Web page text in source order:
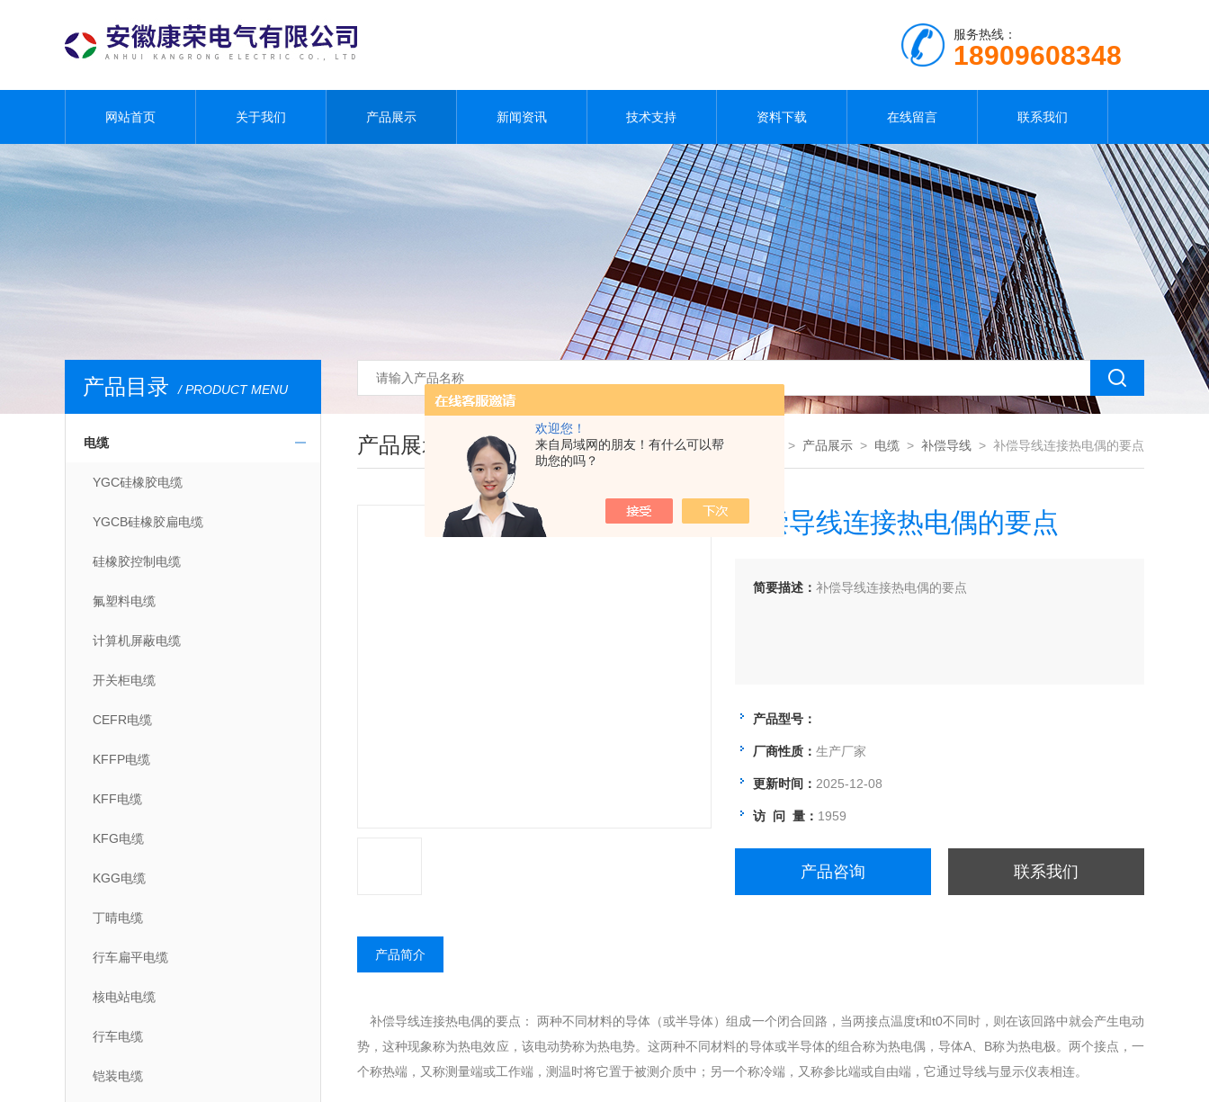
欢迎您！
来自局域网的朋友！有什么可以帮
助您的吗？
服务热线：
18909608348
网站首页 关于我们 产品展示 新闻资讯 技术支持 资料下载 在线留言 联系我们
产品目录 / PRODUCT MENU
电缆
YGC硅橡胶电缆
YGCB硅橡胶扁电缆
硅橡胶控制电缆
氟塑料电缆
计算机屏蔽电缆
开关柜电缆
CEFR电缆
KFFP电缆
KFF电缆
KFG电缆
KGG电缆
丁晴电缆
行车扁平电缆
核电站电缆
行车电缆
铠装电缆
产品展示 您现在的位置： > 产品展示 > 电缆 > 补偿导线 > 补偿导线连接热电偶的要点
补偿导线连接热电偶的要点
简要描述： 补偿导线连接热电偶的要点
产品型号：
厂商性质： 生产厂家
更新时间： 2025-12-08
访 问 量： 1959
产品咨询 联系我们
产品简介
补偿导线连接热电偶的要点： 两种不同材料的导体（或半导体）组成一个闭合回路，当两接点温度t和t0不同时，则在该回路中就会产生电动
势，这种现象称为热电效应，该电动势称为热电势。这两种不同材料的导体或半导体的组合称为热电偶，导体A、B称为热电极。两个接点，一
个称热端，又称测量端或工作端，测温时将它置于被测介质中；另一个称冷端，又称参比端或自由端，它通过导线与显示仪表相连。